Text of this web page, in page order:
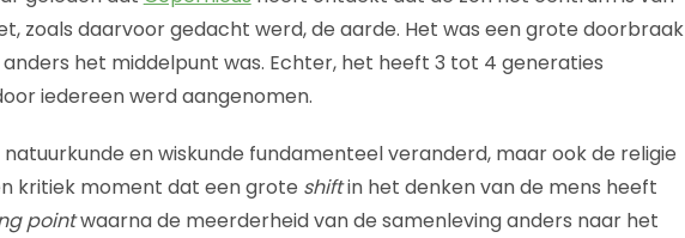
zoals daarvoor gedacht werd, de aarde. Het was een grote doorbraak
het middelpunt was. Echter, het heeft 3 tot 4 generaties
iedereen werd aangenomen.
en wiskunde fundamenteel veranderd, maar ook de religie
kritiek moment dat een grote shiftin het denken van de mens heeft
pointwaarna de meerderheid van de samenleving anders naar het